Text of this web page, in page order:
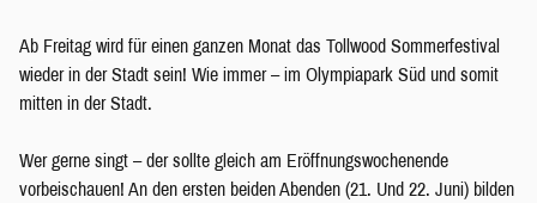
Ab Freitag wird für einen ganzen Monat das Tollwood Sommerfestival
wieder in der Stadt sein! Wie immer – im Olympiapark Süd und somit
mitten in der Stadt.
Wer gerne singt – der sollte gleich am Eröffnungswochenende
vorbeischauen! An den ersten beiden Abenden (21. Und 22. Juni) bilden